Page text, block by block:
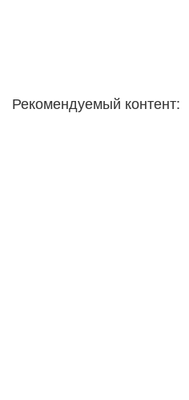
Рекомендуемый контент: